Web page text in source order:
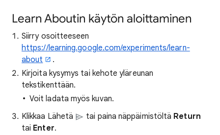
Learn Aboutin käytön aloittaminen
Siirry osoitteeseen
https://learning.google.com/experiments/learn-
about
.
Kirjoita kysymys tai kehote yläreunan
tekstikenttään.
Voit ladata myös kuvan.
Klikkaa Lähetä
tai paina näppäimistöltä Return
tai Enter.